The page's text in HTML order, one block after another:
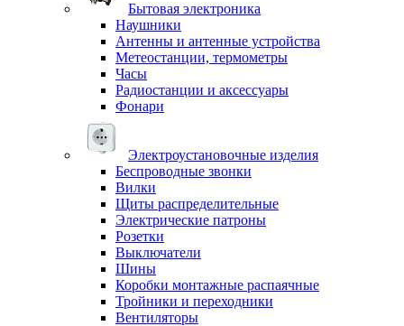
Бытовая электроника
Наушники
Антенны и антенные устройства
Метеостанции, термометры
Часы
Радиостанции и аксессуары
Фонари
Электроустановочные изделия
Беспроводные звонки
Вилки
Щиты распределительные
Электрические патроны
Розетки
Выключатели
Шины
Коробки монтажные распаячные
Тройники и переходники
Вентиляторы